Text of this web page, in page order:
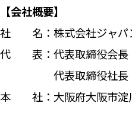
【会社概要】
社 名：株式会社ジャパ
代 表：代表取締役会長
代表取締役社長
本 社：大阪府大阪市淀